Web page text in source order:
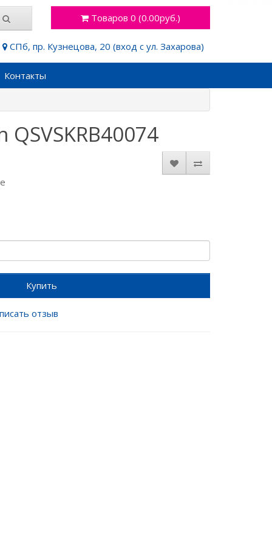
Товаров 0 (0.00руб.)
СПб, пр. Кузнецова, 20 (вход с ул. Захарова)
Контакты
QSVSKRB40074
Купить
отзыв